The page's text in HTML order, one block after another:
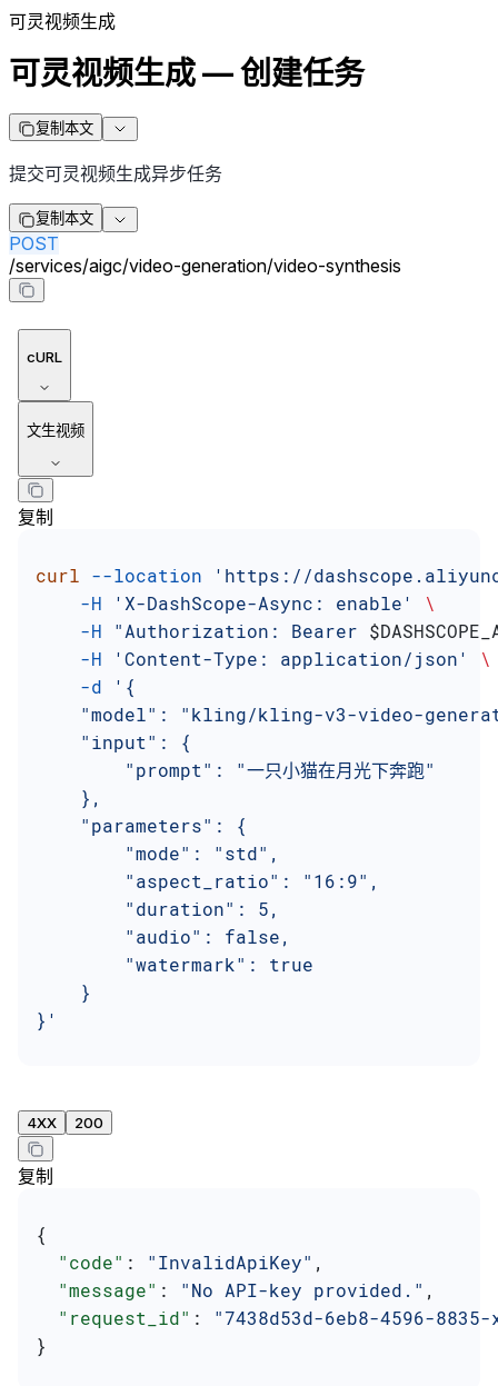
可灵视频生成
可灵视频生成 — 创建任务
复制本文
提交可灵视频生成异步任务
复制本文
POST
/services/aigc/video-generation/video-synthesis
cURL
文生视频
复制
curl --location 'https://
    -H
'X-DashScope-Async: enable'
\
    -H
"Authorization: Bearer
    -H
'Content-Type: application/json'
\
    -d
'{
"model": "kling/kling-v3-video-
    "input": {
        "prompt": "一只小猫在月光下奔跑"
    },
    "parameters": {
        "mode": "std",
        "aspect_ratio": "16:9",
        "duration": 5,
        "audio": false,
        "watermark": true
    }
}'
4XX 200
复制
{
  "code"
: "InvalidApiKey" ,
  "message"
: "No API-key provided." ,
  "request_id"
: "7438d53d-6eb8-4596-
}